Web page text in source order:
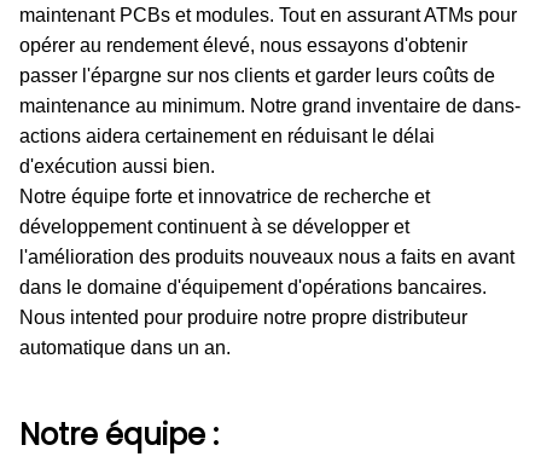
maintenant PCBs et modules. Tout en assurant ATMs pour
opérer au rendement élevé, nous essayons d'obtenir
passer l'épargne sur nos clients et garder leurs coûts de
maintenance au minimum. Notre grand inventaire de dans-
actions aidera certainement en réduisant le délai
d'exécution aussi bien.
Notre équipe forte et innovatrice de recherche et
développement continuent à se développer et
l'amélioration des produits nouveaux nous a faits en avant
dans le domaine d'équipement d'opérations bancaires.
Nous intented pour produire notre propre distributeur
automatique dans un an.
Notre équipe :